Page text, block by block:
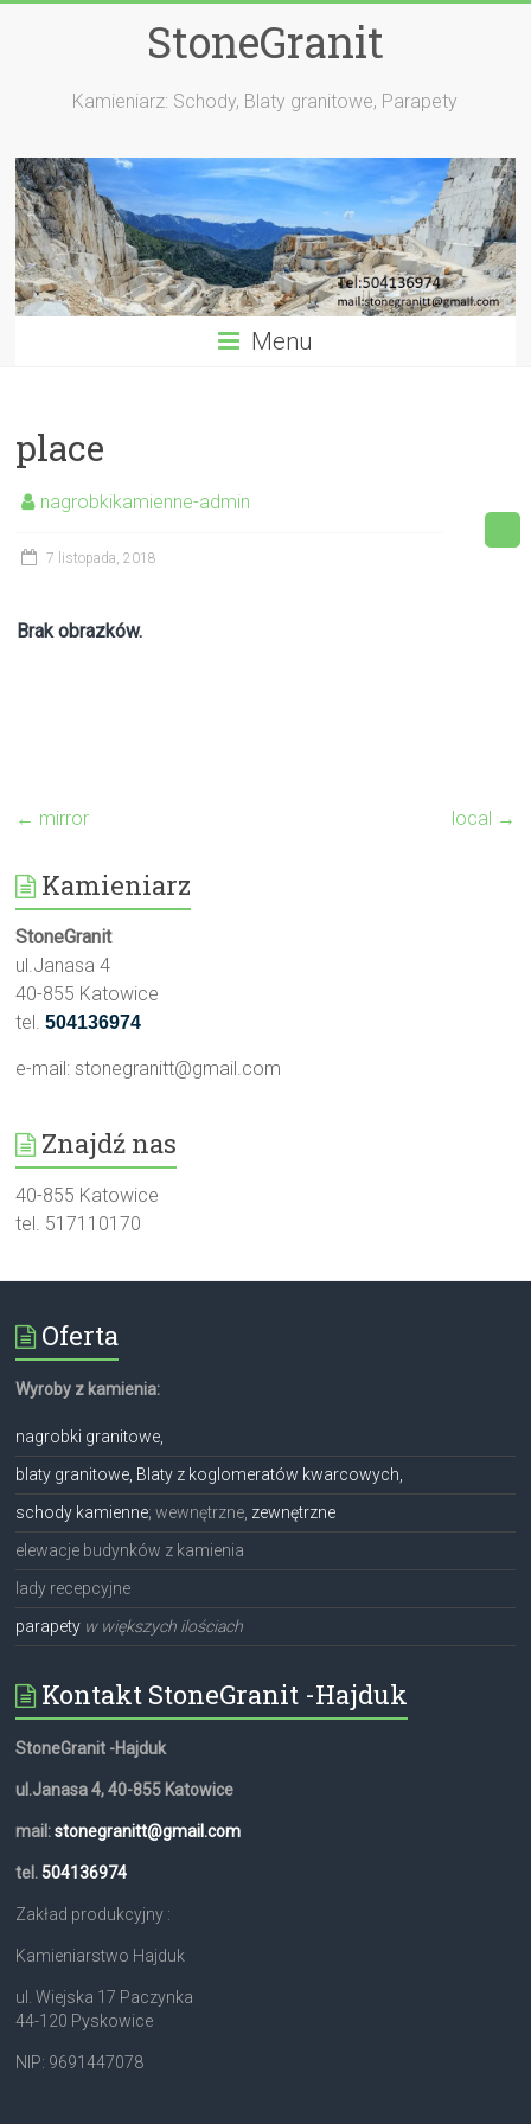
StoneGranit
Kamieniarz: Schody, Blaty granitowe, Parapety
Menu
place
nagrobkikamienne-admin
7 listopada, 2018
Brak obrazków.
← mirror local →
Kamieniarz
StoneGranit
ul.Janasa 4
40-855 Katowice
tel. 504136974
e-mail: stonegranitt@gmail.com
Znajdź nas
40-855 Katowice
tel. 517110170
Oferta
Wyroby z kamienia:
nagrobki granitowe,
blaty granitowe, Blaty z koglomeratów kwarcowych,
schody kamienne; wewnętrzne, zewnętrzne
elewacje budynków z kamienia
lady recepcyjne
parapety w większych ilościach
Kontakt StoneGranit -Hajduk
StoneGranit -Hajduk
ul.Janasa 4, 40-855 Katowice
mail:stonegranitt@gmail.com
tel. 504136974
Zakład produkcyjny :
Kamieniarstwo Hajduk
ul. Wiejska 17 Paczynka
44-120 Pyskowice
NIP: 9691447078